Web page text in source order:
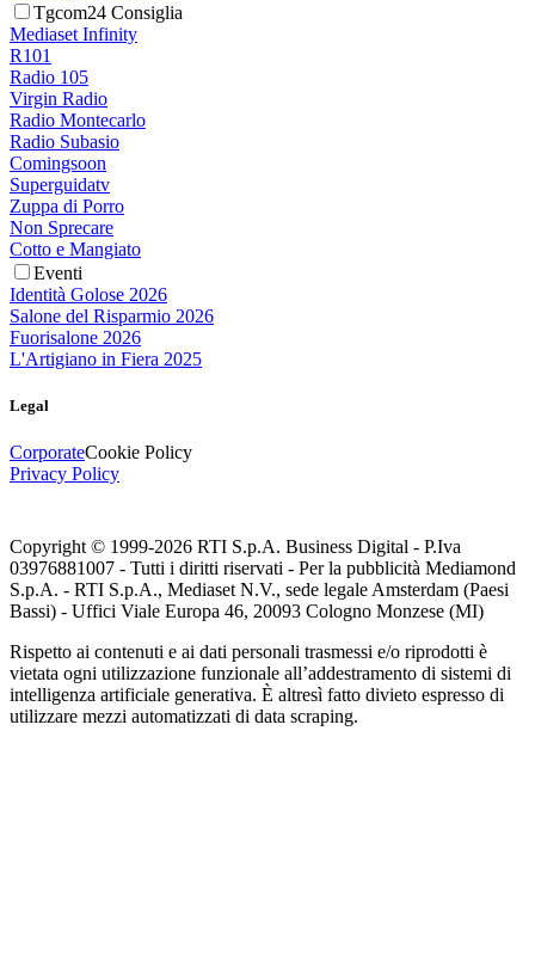
Tgcom24 Consiglia
Mediaset Infinity
R101
Radio 105
Virgin Radio
Radio Montecarlo
Radio Subasio
Comingsoon
Superguidatv
Zuppa di Porro
Non Sprecare
Cotto e Mangiato
Eventi
Identità Golose 2026
Salone del Risparmio 2026
Fuorisalone 2026
L'Artigiano in Fiera 2025
Legal
CorporateCookie Policy
Privacy Policy
Copyright © 1999-2026 RTI S.p.A. Business Digital - P.Iva
03976881007 - Tutti i diritti riservati - Per la pubblicità Mediamond
S.p.A. - RTI S.p.A., Mediaset N.V., sede legale Amsterdam (Paesi
Bassi) - Uffici Viale Europa 46, 20093 Cologno Monzese (MI)
Rispetto ai contenuti e ai dati personali trasmessi e/o riprodotti è
vietata ogni utilizzazione funzionale all’addestramento di sistemi di
intelligenza artificiale generativa. È altresì fatto divieto espresso di
utilizzare mezzi automatizzati di data scraping.